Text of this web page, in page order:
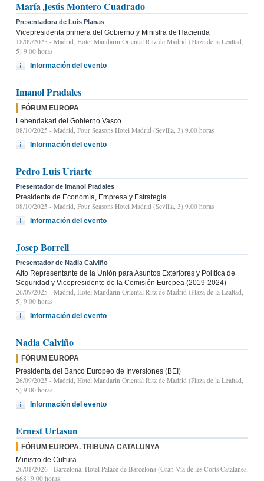
María Jesús Montero Cuadrado
Presentadora de Luis Planas
Vicepresidenta primera del Gobierno y Ministra de Hacienda
18/09/2025 - Madrid, Hotel Mandarin Oriental Ritz de Madrid (Plaza de la Lealtad,
5) 9:00 horas
Información del evento
Imanol Pradales
FÓRUM EUROPA
Lehendakari del Gobierno Vasco
08/10/2025 - Madrid, Four Seasons Hotel Madrid (Sevilla, 3) 9.00 horas
Información del evento
Pedro Luis Uriarte
Presentador de Imanol Pradales
Presidente de Economía, Empresa y Estrategia
08/10/2025 - Madrid, Four Seasons Hotel Madrid (Sevilla, 3) 9.00 horas
Información del evento
Josep Borrell
Presentador de Nadia Calviño
Alto Representante de la Unión para Asuntos Exteriores y Política de
Seguridad y Vicepresidente de la Comisión Europea (2019-2024)
26/09/2025 - Madrid, Hotel Mandarin Oriental Ritz de Madrid (Plaza de la Lealtad,
5) 9:00 horas
Información del evento
Nadia Calviño
FÓRUM EUROPA
Presidenta del Banco Europeo de Inversiones (BEI)
26/09/2025 - Madrid, Hotel Mandarin Oriental Ritz de Madrid (Plaza de la Lealtad,
5) 9:00 horas
Información del evento
Ernest Urtasun
FÓRUM EUROPA. TRIBUNA CATALUNYA
Ministro de Cultura
26/01/2026 - Barcelona, Hotel Palace de Barcelona (Gran Vía de les Corts Catalanes,
668) 9.00 horas